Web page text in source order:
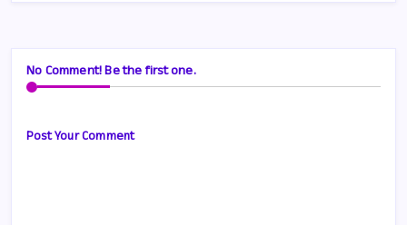
No Comment! Be the first one.
Post Your Comment